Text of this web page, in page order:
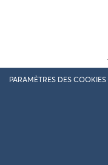
PARAMÈTRES DES COOKIES